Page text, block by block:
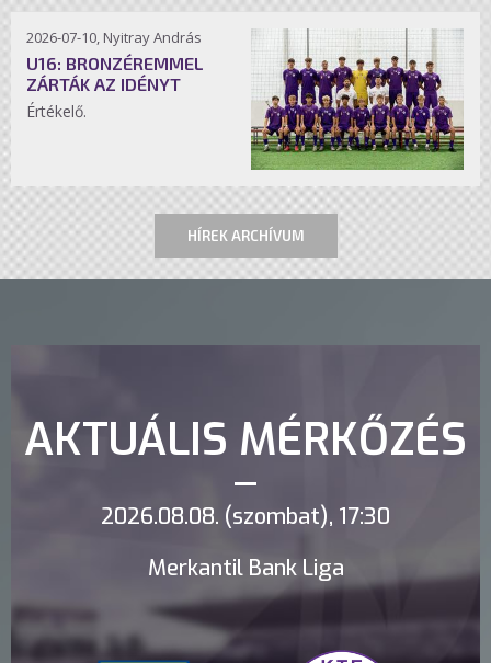
2026-07-10, Nyitray András
U16: BRONZÉREMMEL
ZÁRTÁK AZ IDÉNYT
Értékelő.
HÍREK ARCHÍVUM
AKTUÁLIS MÉRKŐZÉS
2026.08.08. (szombat), 17:30
Merkantil Bank Liga